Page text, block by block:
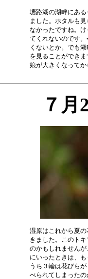
塘路湖の湖畔にあ
ました。ホタルも
なかったですね。
てくれないのです
くないとか。でも
を見ることができ
娘が大き
７月
湿原はこれから夏
きました。このト
のかもしれません
にいったときは、
うち３輪は花びら
べられてしまった